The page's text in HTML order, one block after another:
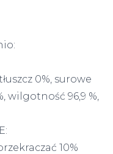
0%, surowe
wilgotność 96,9 %,
10%